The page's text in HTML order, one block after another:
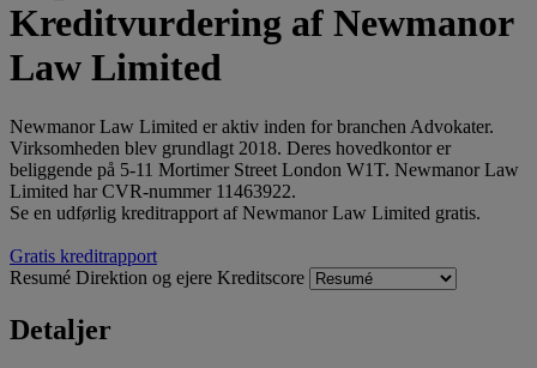
Kreditvurdering af Newmanor
Law Limited
Newmanor Law Limited er aktiv inden for branchen Advokater.
Virksomheden blev grundlagt 2018. Deres hovedkontor er
beliggende på 5-11 Mortimer Street London W1T. Newmanor Law
Limited har CVR-nummer 11463922.
Se en udførlig kreditrapport af Newmanor Law Limited gratis.
Gratis kreditrapport
Resumé Direktion og ejere Kreditscore
Detaljer